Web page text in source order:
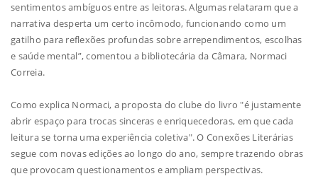
sentimentos ambíguos entre as leitoras. Algumas relataram que a
narrativa desperta um certo incômodo, funcionando como um
gatilho para reflexões profundas sobre arrependimentos, escolhas
e saúde mental”, comentou a bibliotecária da Câmara, Normaci
Correia.
Como explica Normaci, a proposta do clube do livro "é justamente
abrir espaço para trocas sinceras e enriquecedoras, em que cada
leitura se torna uma experiência coletiva". O Conexões Literárias
segue com novas edições ao longo do ano, sempre trazendo obras
que provocam questionamentos e ampliam perspectivas.